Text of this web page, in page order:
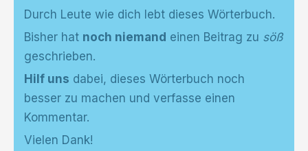
Durch Leute wie dich lebt dieses Wörterbuch.
Bisher hat noch niemand einen Beitrag zu söß
geschrieben.
Hilf uns dabei, dieses Wörterbuch noch
besser zu machen und verfasse einen
Kommentar.
Vielen Dank!